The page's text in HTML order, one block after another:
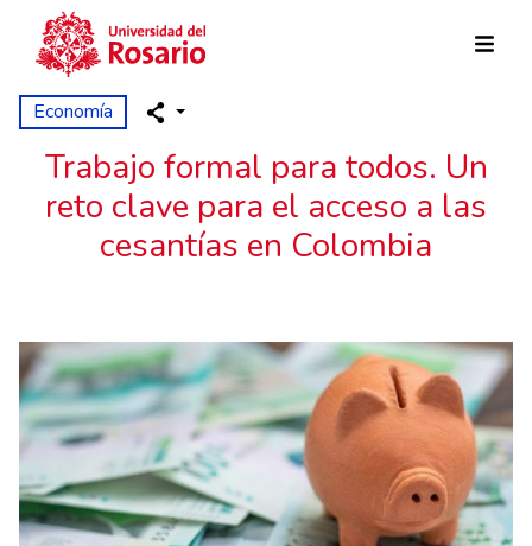
Pasar al contenido principal
Economía
Trabajo formal para todos. Un
reto clave para el acceso a las
cesantías en Colombia